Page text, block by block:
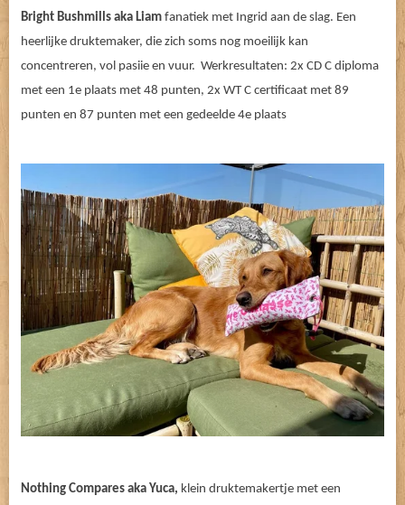
Bright Bushmills aka Liam fanatiek met Ingrid aan de slag. Een
heerlijke druktemaker, die zich soms nog moeilijk kan
concentreren, vol pasiie en vuur. Werkresultaten: 2x CD C diploma
met een 1e plaats met 48 punten, 2x WT C certificaat met 89
punten en 87 punten met een gedeelde 4e plaats
Nothing Compares aka Yuca, klein druktemakertje met een